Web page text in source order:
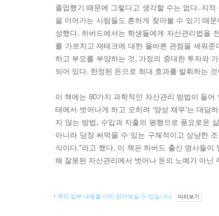
졸업했기 때문에 그렇다고 생각할 수는 없다. 지
을 이어가는 사람들도 흔하게 찾아볼 수 있기 때
성했다. 하버드에서는 학생들에게 자산관리법을
를 가르치고 재테크에 대한 올바른 관점을 세워
하고 부모를 부양하는 것, 가정의 중대한 투자와
되어 있다. 한정된 돈으로 최대 효과를 발휘하는
이 책에는 80가지 과학적인 자산관리 방법이 들어
태에서 벗어나게 하고 오히려 ‘양성 채무’는 대담
지 않는 방법, 수입과 지출의 평행으로 풍요로운
아니라 당장 써먹을 수 있는 구체적이고 상냥한
식이다.”라고 했다. 이 책은 하버드 출신 명사들
해 잘못된 자산관리에서 벗어나 돈의 노예가 아닌
책의 일부 내용을 미리 읽어보실 수 있습니다. 미리보기